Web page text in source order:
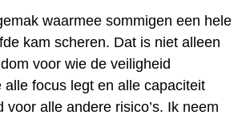
waarmee sommigen een hele
kam scheren. Dat is niet alleen
voor wie de veiligheid
focus legt en alle capaciteit
alle andere risico’s. Ik neem